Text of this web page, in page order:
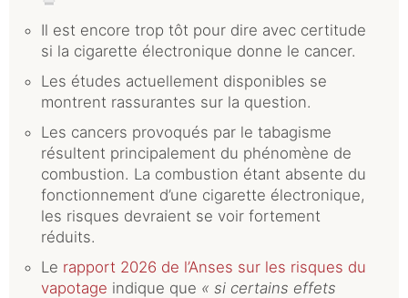
Il est encore trop tôt pour dire avec certitude
si la cigarette électronique donne le cancer.
Les études actuellement disponibles se
montrent rassurantes sur la question.
Les cancers provoqués par le tabagisme
résultent principalement du phénomène de
combustion. La combustion étant absente du
fonctionnement d’une cigarette électronique,
les risques devraient se voir fortement
réduits.
Le rapport 2026 de l’Anses sur les risques du
vapotage indique que « si certains effets